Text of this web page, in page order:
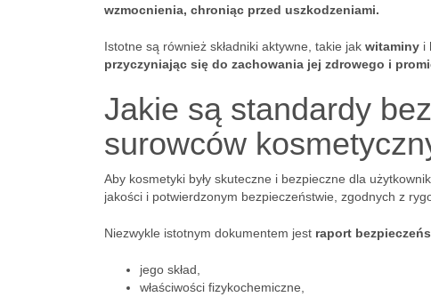
wzmocnienia, chroniąc przed uszkodzeniami.
Istotne są również składniki aktywne, takie jak witaminy i
przyczyniając się do zachowania jej zdrowego i
Jakie są standardy
surowców
Aby kosmetyki były skuteczne i bezpieczne dla
jakości i potwierdzonym bezpieczeństwie, zgodnych z
Niezwykle istotnym dokumentem jest raport
jego skład,
właściwości fizykochemiczne,